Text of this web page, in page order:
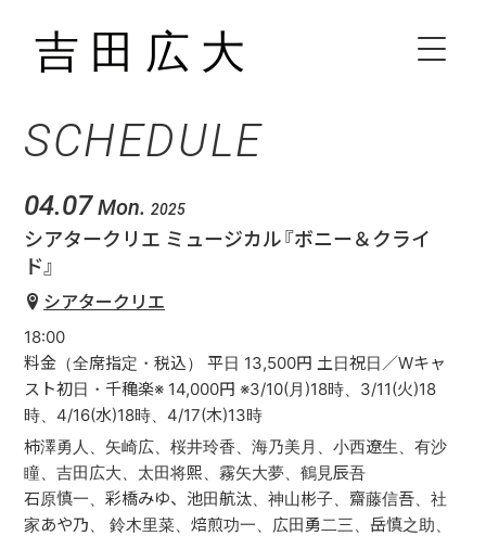
HOME
DISCOGRAPHY
CONTACT
SCHEDULE
04.07 Mon. 2025
シアタークリエ ミュージカル『ボニー＆クライ
ド』
シアタークリエ
18:00
料金（全席指定・税込） 平日 13,500円 土日祝日／Wキャ
スト初日・千穐楽※ 14,000円 ※3/10(月)18時、3/11(火)18
時、4/16(水)18時、4/17(木)13時
柿澤勇人、矢崎広、桜井玲香、海乃美月、小西遼生、有沙
瞳、吉田広大、太田将熙、霧矢大夢、鶴見辰吾
石原慎一、彩橋みゆ、池田航汰、神山彬子、齋藤信吾、社
家あや乃、 鈴木里菜、焙煎功一、広田勇二三、岳慎之助、